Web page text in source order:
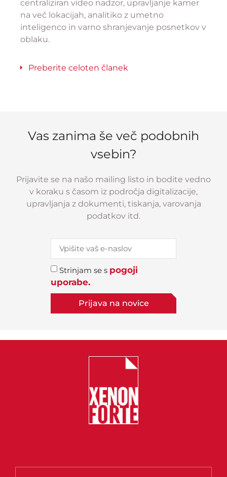
centraliziran video nadzor, upravljanje kamer
na več lokacijah, analitiko z umetno
inteligenco in varno shranjevanje posnetkov v
oblaku.
Preberite celoten članek
Vas zanima še več podobnih
vsebin?
Prijavite se na našo mailing listo in bodite vedno
v koraku s časom iz področja digitalizacije,
upravljanja z dokumenti, tiskanja, varovanja
podatkov itd.
Strinjam se s pogoji
uporabe.
Prijava na novice